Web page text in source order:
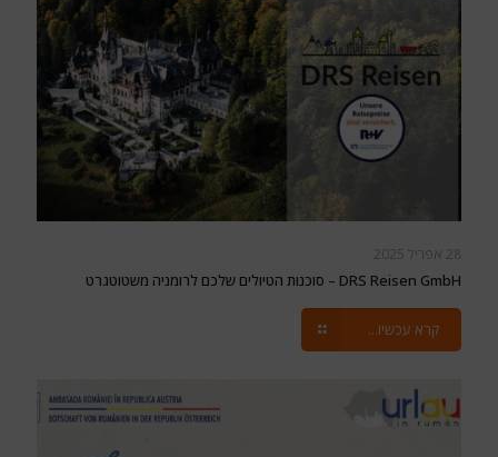
28 אפריל 2025
DRS Reisen GmbH – סוכנות הטיולים שלכם לרומניה משטוטגרט
קרא עכשיו...